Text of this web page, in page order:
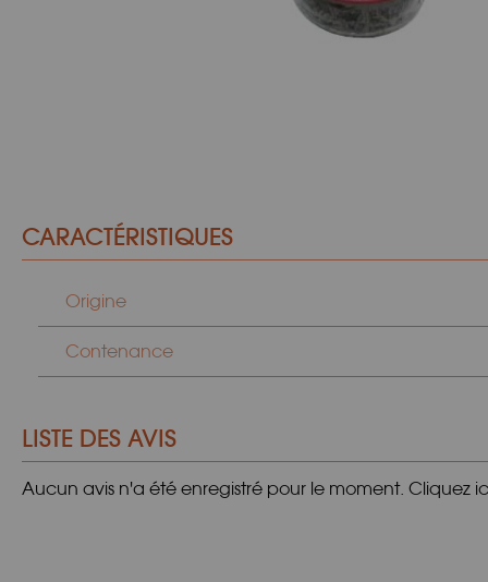
CARACTÉRISTIQUES
Origine
Contenance
LISTE DES AVIS
Aucun avis n'a été enregistré pour le moment. Cliquez